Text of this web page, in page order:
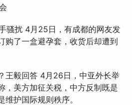
骚扰 4月25日，有成都的网友发
购了一盒避孕套，收货后却遭到
王毅回答 4月26日，中亚外长举
，美方加征关税，中方反制既是
护国际规则秩序。